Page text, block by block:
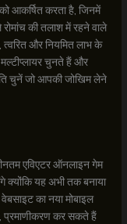
आकर्षित करता है, जिनमें
की तलाश में रहने वाले
और नियमित लाभ के
चुनते हैं और
चुनें जो आपकी जोखिम लेने
एविएटर ऑनलाइन गेम
क्योंकि यह अभी तक बनाया
का नया मोबाइल
कर सकते हैं